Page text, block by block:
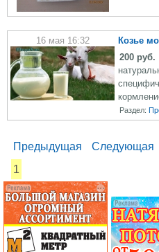
16 мая 16:32
Козье
200 руб.
Раздел:
Предыдущая
Следующая
1